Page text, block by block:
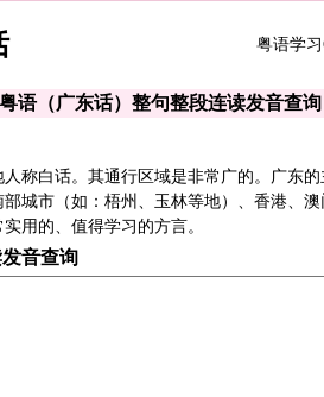
粤语学习
语（广东话）整句整段连读发音查询
称白话。其通行区域是非常广的。广东
城市（如：梧州、玉林等地）、香港、
用的、值得学习的方言。
音查询